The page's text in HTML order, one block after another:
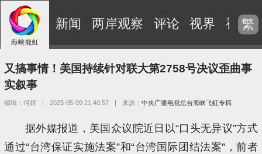
新闻 两岸观察 评论 视界 视频
繁
又搞事情！美国持续针对联大第2758号决议歪曲事
实叙事
编辑：何婧 | 2025-05-09 21:40:57 | 来源：中央广播电视总台海峡飞虹专稿
据外媒报道，美国众议院近日以“口头无异议”方式
通过“台湾保证实施法案”和“台湾国际团结法案”，前者